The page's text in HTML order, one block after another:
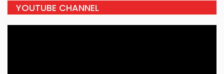
YOUTUBE CHANNEL